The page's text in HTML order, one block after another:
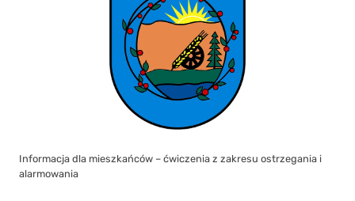
Informacja dla mieszkańców – ćwiczenia z zakresu ostrzegania i
alarmowania